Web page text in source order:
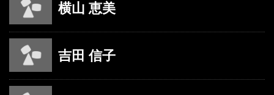
横山 恵美
吉田 信子